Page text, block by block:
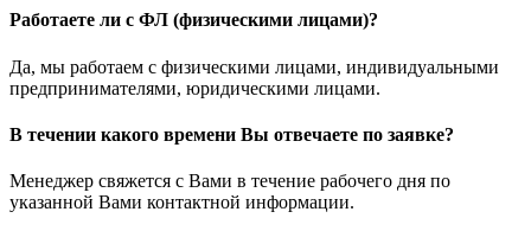
Работаете ли с ФЛ (физическими лицами)?
Да, мы работаем с физическими лицами, индивидуальными
предпринимателями, юридическими лицами.
В течении какого времени Вы отвечаете по заявке?
Менеджер свяжется с Вами в течение рабочего дня по
указанной Вами контактной информации.